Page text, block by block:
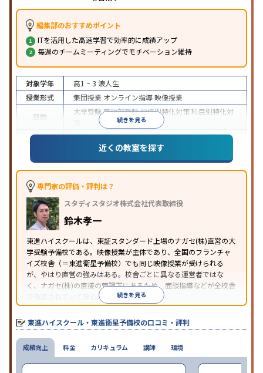
編集部のおすすめポイント
ITを活用した高速学習で効率的に成績アップ
毎週のチームミーティングでモチベーション維持
続きを見る
対象学年 高1 ~ 3 浪人生
授業形式
集団授業 オンライン指導映像授業
目的
大学受験医学部受験学校別特化対策科目別特化対
特待生・奨学金制度あり授業の振替可能学習に
PC・タブレットを利用1科目から受講可能
習のみの受講可
※2024年6月調査。大学受験塾・予備校のアンケート調査方法を参照
近くの教室を探す
専門家の評価・評判は？
スタディスタジオ株式会社代表取締役
鈴木孝一
東進ハイスクールは、東証スタンダード上場のナガセ(株)直営の大
学受験予備校である。映像授業が主体であり、全国のフランチャ
イズ校舎（＝東進衛星予備校）でも同じ映像授業が受けられる
が、やはり直営の強みはある。校舎ごとに異なる運営者ではな
く、ナガセ(株)の直接の管理下にあるため、面談指導などが全校舎
で徹底されていて安心できる。
東進衛星予備校は、運営会社により指導方針や校舎のルールが異
なる。体験授業では、授業のみで判断するのではなく、担当者や
校舎雰囲気、校舎での合格実績などを確認すると良いだろう。
続きを見る
東進ハイスクール・東進衛星予備校の口コミ・評判
成績向上 料金 カリキュラム 講師 環境